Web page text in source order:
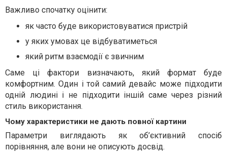
Важливо спочатку оцінити:
як часто буде використовуватися пристрій
у яких умовах це відбуватиметься
який ритм взаємодії є звичним
Саме ці фактори визначають, який формат буде
комфортним. Один і той самий девайс може підходити
одній людині і не підходити іншій саме через різний
стиль використання.
Чому характеристики не дають повної картини
Параметри виглядають як об’єктивний спосіб
порівняння, але вони не описують досвід.